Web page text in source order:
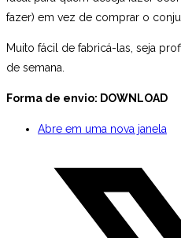
fazer) em vez de comprar o
Muito fácil de fabricá-las, seja
de semana.
Forma de envio: DOWNLOAD
Abre em uma nova janela